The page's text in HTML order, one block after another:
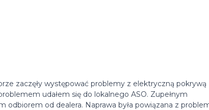
zaczęły występować problemy z elektryczną pokrywą
udałem się do lokalnego ASO. Zupełnym
odbiorem od dealera. Naprawa była powiązana z